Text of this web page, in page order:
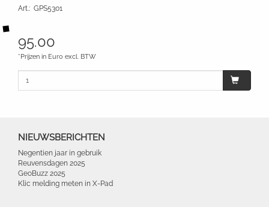
Art.: GPS5301
95.00
*Prijzen in Euro excl. BTW
NIEUWSBERICHTEN
Negentien jaar in gebruik
Reuvensdagen 2025
GeoBuzz 2025
Klic melding meten in X-Pad